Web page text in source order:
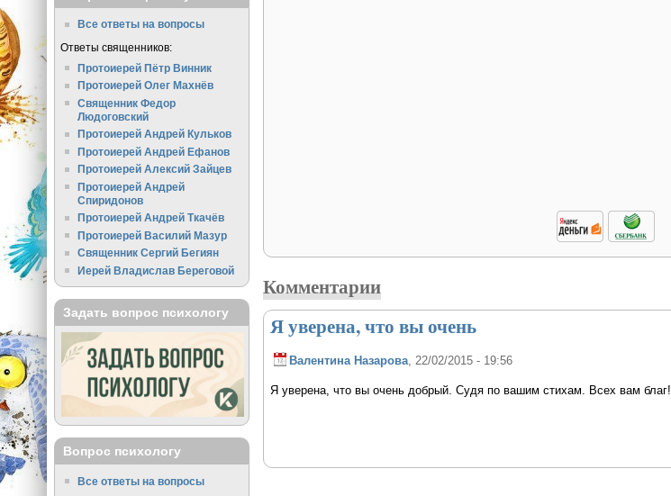
Комментарии
Я уверена, что вы очень
Валентина Назарова, 22/02/2015 - 19:56
Я уверена, что вы очень добрый. Судя по вашим стихам. Всех вам благ!
Все ответы на вопросы
Ответы священников:
Протоиерей Пётр Винник
Протоиерей Олег Махнёв
Священник Федор
Людоговский
Протоиерей Андрей Кульков
Протоиерей Андрей Ефанов
Протоиерей Алексий Зайцев
Протоиерей Андрей
Спиридонов
Протоиерей Андрей Ткачёв
Протоиерей Василий Мазур
Священник Сергий Бегиян
Иерей Владислав Береговой
Задать вопрос психологу
Вопрос психологу
Все ответы на вопросы